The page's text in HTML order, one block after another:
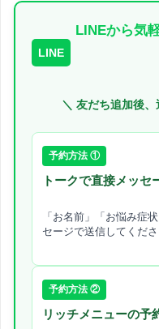
LINE
LINEから気
＼ 友だち追加後
予約方法 ①
トークで直接メッセ
「お名前」「お悩み症
セージで送信してくだ
予約方法 ②
リッチメニューの予